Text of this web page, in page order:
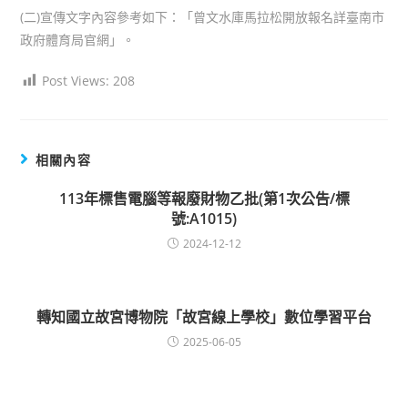
(二)宣傳文字內容參考如下：「曾文水庫馬拉松開放報名詳臺南市
政府體育局官網」。
Post Views: 208
相關內容
113年標售電腦等報廢財物乙批(第1次公告/標
號:A1015)
2024-12-12
轉知國立故宮博物院「故宮線上學校」數位學習平台
2025-06-05